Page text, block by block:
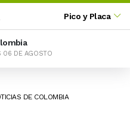
Pico y Placa
06 DE AGOSTO
DE COLOMBIA